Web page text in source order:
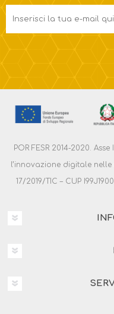
POR FESR 2014-2020.
l’innovazione digitale nelle
17/2019/TIC – CUP